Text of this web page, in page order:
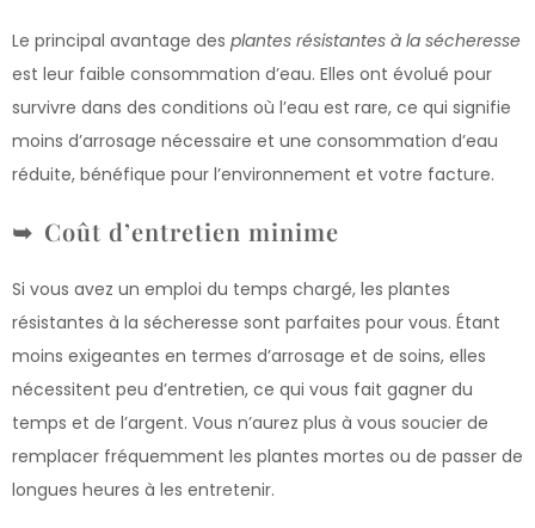
Le principal avantage des plantes résistantes à la sécheresse
est leur faible consommation d’eau. Elles ont évolué pour
survivre dans des conditions où l’eau est rare, ce qui signifie
moins d’arrosage nécessaire et une consommation d’eau
réduite, bénéfique pour l’environnement et votre facture.
Coût d’entretien minime
Si vous avez un emploi du temps chargé, les plantes
résistantes à la sécheresse sont parfaites pour vous. Étant
moins exigeantes en termes d’arrosage et de soins, elles
nécessitent peu d’entretien, ce qui vous fait gagner du
temps et de l’argent. Vous n’aurez plus à vous soucier de
remplacer fréquemment les plantes mortes ou de passer de
longues heures à les entretenir.